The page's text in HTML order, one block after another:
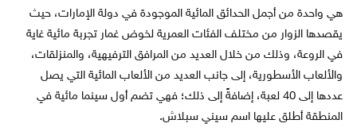
هي واحدة من أجمل الحدائق المائية الموجودة في دولة الإمارات، حيث
يقصدها الزوار من مختلف الفئات العمرية لخوض غمار تجربة مائية غاية
في الروعة، وذلك من خلال العديد من المرافق الترفيهية، والمنزلقات،
والألعاب الأسطورية، إلى جانب العديد من الألعاب المائية التي يصل
عددها إلى 40 لعبة، إضافةً إلى ذلك؛ فهي تضم أول سينما مائية في
المنطقة أطلق عليها اسم سيني سبلاش.